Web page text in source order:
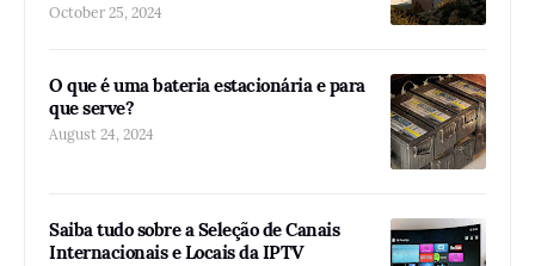
October 25, 2024
O que é uma bateria estacionária e para
que serve?
August 24, 2024
Saiba tudo sobre a Seleção de Canais
Internacionais e Locais da IPTV